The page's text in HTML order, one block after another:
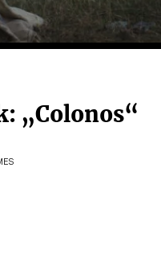
„Colonos“